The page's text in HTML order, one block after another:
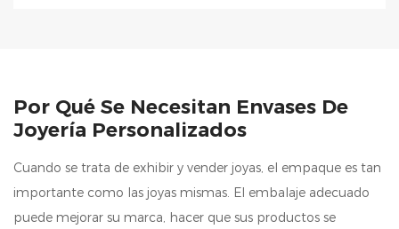
Por Qué Se Necesitan Envases De
Joyería Personalizados
Cuando se trata de exhibir y vender joyas, el empaque es tan
importante como las joyas mismas. El embalaje adecuado
puede mejorar su marca, hacer que sus productos se